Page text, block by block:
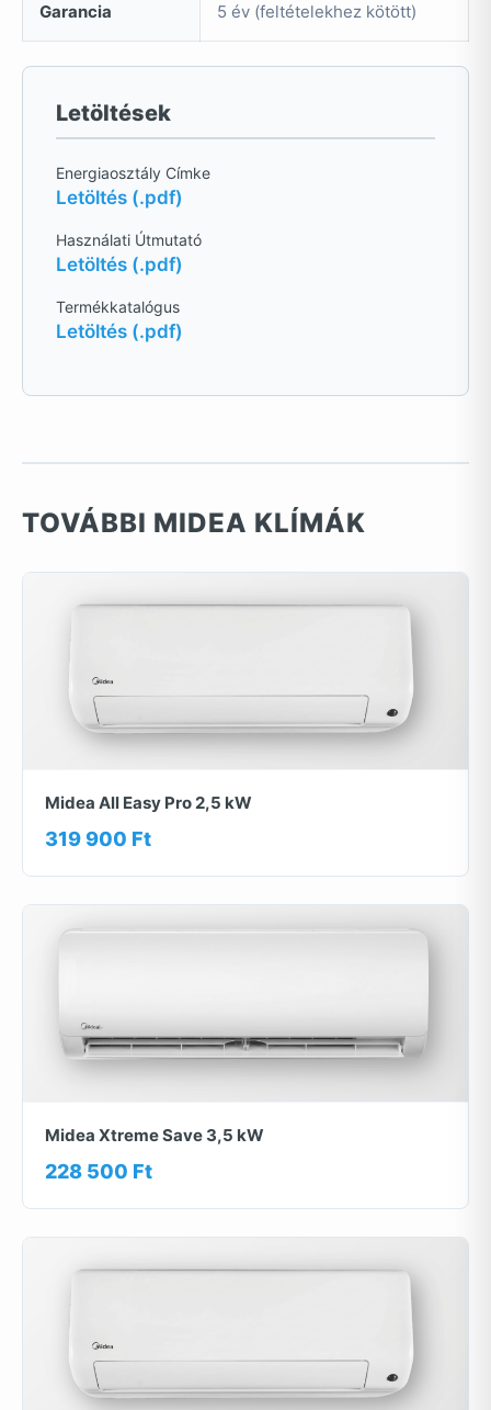
Garancia 5 év (feltételekhez kötött)
Letöltések
Energiaosztály Címke
Letöltés (.pdf)
Használati Útmutató
Letöltés (.pdf)
Termékkatalógus
Letöltés (.pdf)
TOVÁBBI MIDEA KLÍMÁK
Midea All Easy Pro 2,5 kW
319 900 Ft
Midea Xtreme Save 3,5 kW
228 500 Ft